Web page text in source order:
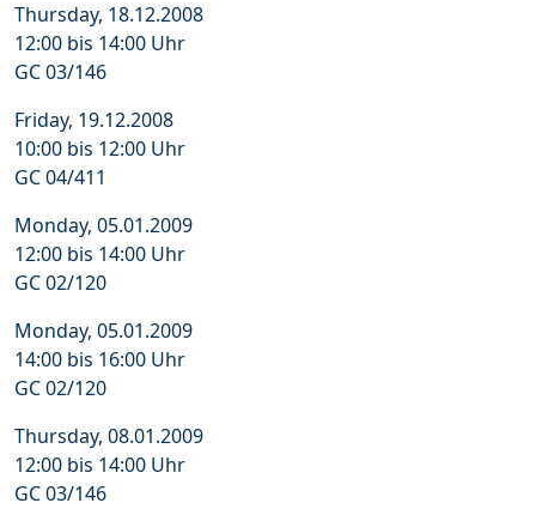
Thursday, 18.12.2008
12:00 bis 14:00 Uhr
GC 03/146
Friday, 19.12.2008
10:00 bis 12:00 Uhr
GC 04/411
Monday, 05.01.2009
12:00 bis 14:00 Uhr
GC 02/120
Monday, 05.01.2009
14:00 bis 16:00 Uhr
GC 02/120
Thursday, 08.01.2009
12:00 bis 14:00 Uhr
GC 03/146